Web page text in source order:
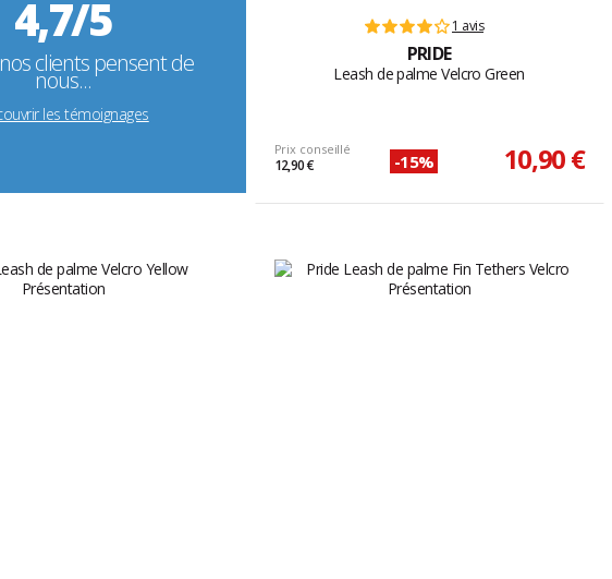
4,7/5
clients pensent de
nous...
les témoignages
1 avis
PRIDE
Leash de palme Velcro Green
Prix conseillé
12,90 € -15% 10,90 €